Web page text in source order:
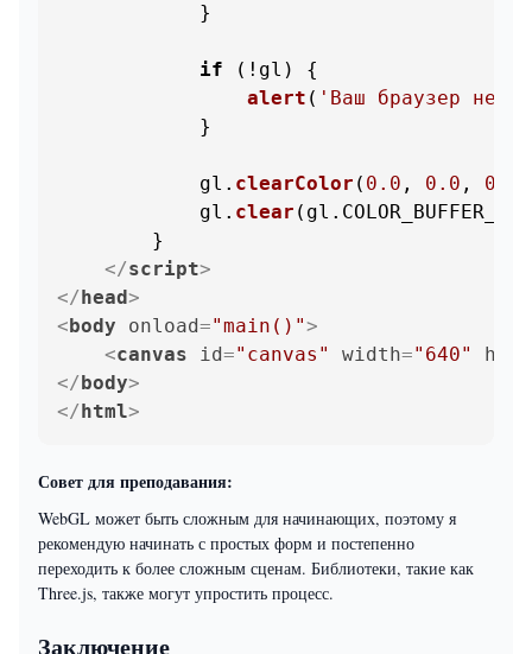
            }
if (!gl) {
alert ( 'Ваш браузер не
            }
            gl.
clearColor ( 0.0 , 0.0 , 0.0
            gl.
clear (gl. COLOR_BUFFER_BIT
        }
</script>
</ head>
< body onload="main()">
<canvas id="canvas" width="640"
</ body>
</ html>
Совет для преподавания:
WebGL может быть сложным для начинающих, поэтому я
рекомендую начинать с простых форм и постепенно
переходить к более сложным сценам. Библиотеки, такие как
Three.js, также могут упростить процесс.
Заключение